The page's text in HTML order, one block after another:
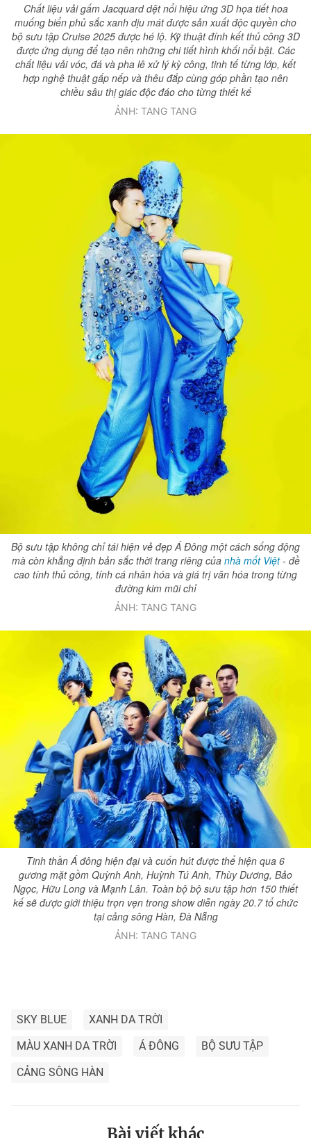
Chất liệu vải gấm Jacquard dệt nổi hiệu ứng 3D họa tiết hoa
muống biển phủ sắc xanh dịu mát được sản xuất độc quyền cho
bộ sưu tập Cruise 2025 được hé lộ. Kỹ thuật đính kết thủ công 3D
được ứng dụng để tạo nên những chi tiết hình khối nổi bật. Các
chất liệu vải vóc, đá và pha lê xử lý kỳ công, tinh tế từng lớp, kết
hợp nghệ thuật gấp nếp và thêu đắp cùng góp phần tạo nên
chiều sâu thị giác độc đáo cho từng thiết kế
ẢNH: TANG TANG
Bộ sưu tập không chỉ tái hiện vẻ đẹp Á Đông một cách sống động
mà còn khẳng định bản sắc thời trang riêng của nhà mốt Việt- đề
cao tính thủ công, tính cá nhân hóa và giá trị văn hóa trong từng
đường kim mũi chỉ
ẢNH: TANG TANG
Tinh thần Á đông hiện đại và cuốn hút được thể hiện qua 6
gương mặt gồm Quỳnh Anh, Huỳnh Tú Anh, Thùy Dương, Bảo
Ngọc, Hữu Long và Mạnh Lân. Toàn bộ bộ sưu tập hơn 150 thiết
kế sẽ được giới thiệu trọn vẹn trong show diễn ngày 20.7 tổ chức
tại cảng sông Hàn, Đà Nẵng
ẢNH: TANG TANG
SKY BLUE
XANH DA TRỜI
MÀU XANH DA TRỜI
Á ĐÔNG
BỘ SƯU TẬP
CẢNG SÔNG HÀN